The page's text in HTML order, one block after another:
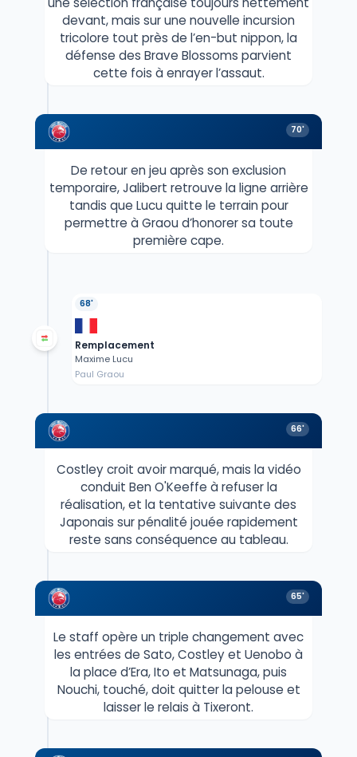
devant, mais sur une nouvelle incursion
tricolore tout près de l’en-but nippon, la
défense des Brave Blossoms parvient
cette fois à enrayer l’assaut.
70'
De retour en jeu après son exclusion
temporaire, Jalibert retrouve la ligne arrière
tandis que Lucu quitte le terrain pour
permettre à Graou d’honorer sa toute
première cape.
68'
Remplacement
Maxime Lucu
Paul Graou
66'
Costley croit avoir marqué, mais la vidéo
conduit Ben O'Keeffe à refuser la
réalisation, et la tentative suivante des
Japonais sur pénalité jouée rapidement
reste sans conséquence au tableau.
65'
Le staff opère un triple changement avec
les entrées de Sato, Costley et Uenobo à
la place d’Era, Ito et Matsunaga, puis
Nouchi, touché, doit quitter la pelouse et
laisser le relais à Tixeront.